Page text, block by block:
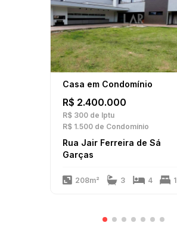
Casa em Condomínio
R$ 2.400.000
R$ 300 de Iptu
R$ 1.500 de Condomínio
Rua Jair Ferreira de Sá
Garças
208m² 3 4 1